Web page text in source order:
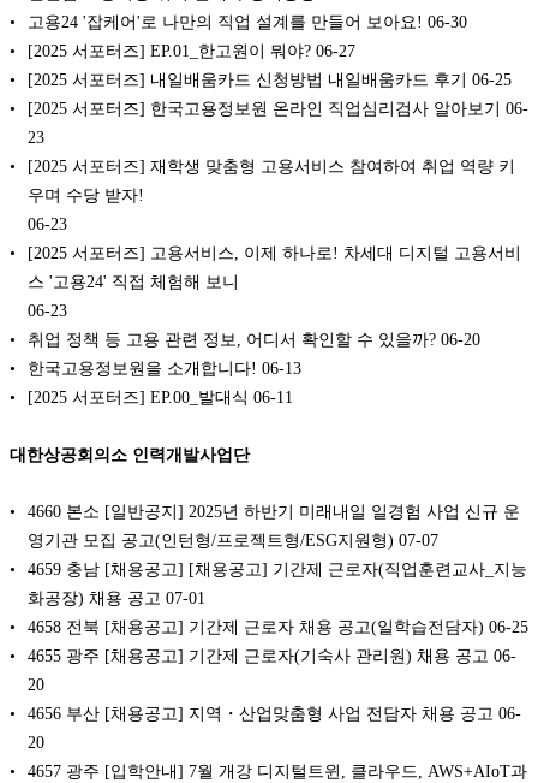
고용24 '잡케어'로 나만의 직업 설계를 만들어 보아요! 06-30
[2025 서포터즈] EP.01_한고원이 뭐야? 06-27
[2025 서포터즈] 내일배움카드 신청방법 내일배움카드 후기 06-25
[2025 서포터즈] 한국고용정보원 온라인 직업심리검사 알아보기 06-
23
[2025 서포터즈] 재학생 맞춤형 고용서비스 참여하여 취업 역량 키
우며 수당 받자!
06-23
[2025 서포터즈] 고용서비스, 이제 하나로! 차세대 디지털 고용서비
스 '고용24' 직접 체험해 보니
06-23
취업 정책 등 고용 관련 정보, 어디서 확인할 수 있을까? 06-20
한국고용정보원을 소개합니다! 06-13
[2025 서포터즈] EP.00_발대식 06-11
대한상공회의소 인력개발사업단
4660 본소 [일반공지] 2025년 하반기 미래내일 일경험 사업 신규 운
영기관 모집 공고(인턴형/프로젝트형/ESG지원형) 07-07
4659 충남 [채용공고] [채용공고] 기간제 근로자(직업훈련교사_지능
화공장) 채용 공고 07-01
4658 전북 [채용공고] 기간제 근로자 채용 공고(일학습전담자) 06-25
4655 광주 [채용공고] 기간제 근로자(기숙사 관리원) 채용 공고 06-
20
4656 부산 [채용공고] 지역・산업맞춤형 사업 전담자 채용 공고 06-
20
4657 광주 [입학안내] 7월 개강 디지털트윈, 클라우드, AWS+AIoT과